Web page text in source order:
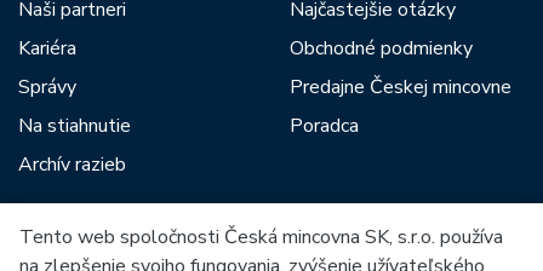
Naši partneri
Kariéra
Správy
Na stiahnutie
Archív razieb
Najčastejšie otázky
Obchodné podmienky
Predajne Českej mincovne
Poradca
Medzi našich partnerov patria:
Tento web spoločnosti Česká mincovna SK, s.r.o. používa